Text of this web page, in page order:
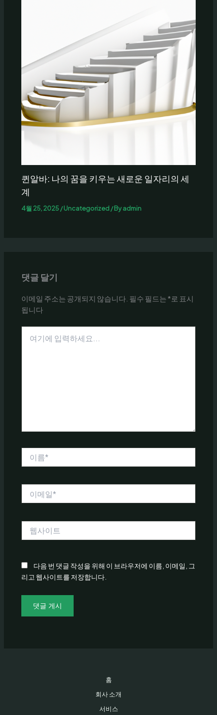
퀸알바: 나의 꿈을 키우는 새로운 일자리의 세
계
4월 25, 2025/Uncategorized/ Byadmin
댓글 달기
이메일 주소는 공개되지 않습니다. 필수 필드는 *로 표시
됩니다
다음 번 댓글 작성을 위해 이 브라우저에 이름, 이메일, 그
리고 웹사이트를 저장합니다.
홈
회사 소개
서비스